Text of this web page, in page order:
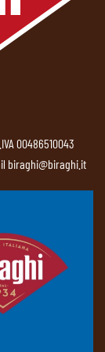
00486510043
biraghi@biraghi.it